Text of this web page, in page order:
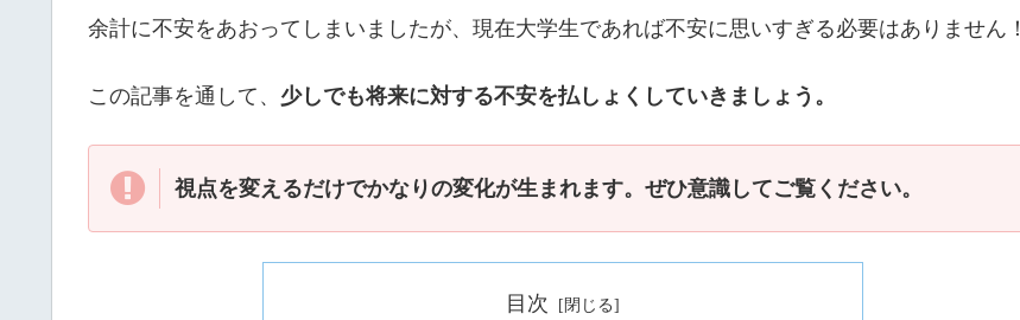
余計に不安をあおってしまいましたが、現在大学生であれば不安に思いすぎる必要はありません！
この記事を通して、 少しでも将来に対する不安を払しょくしていきましょう。
視点を変えるだけでかなりの変化が生まれます。ぜひ意識してご覧ください。
目次